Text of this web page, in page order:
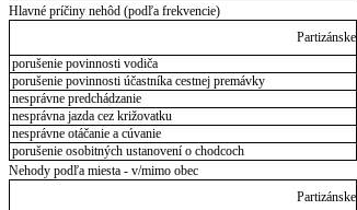
Hlavné príčiny nehôd (podľa frekvencie)
Partizánske
porušenie povinnosti vodiča
porušenie povinnosti účastníka cestnej premávky
nesprávne predchádzanie
nesprávna jazda cez križovatku
nesprávne otáčanie a cúvanie
porušenie osobitných ustanovení o chodcoch
Nehody podľa miesta - v/mimo obec
Partizánske